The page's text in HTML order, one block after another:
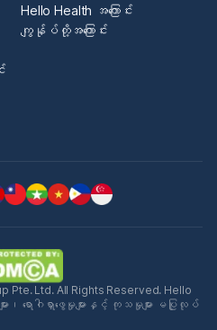
Hello Health အကြောင်း
ကျွန်ုပ်တို့အကြောင်း
Pte. Ltd. All Rights Reserved. Hello
၊ ရောဂါရှာဖွေမှုများနှင့် ကုသမှုများ မပြုလုပ်